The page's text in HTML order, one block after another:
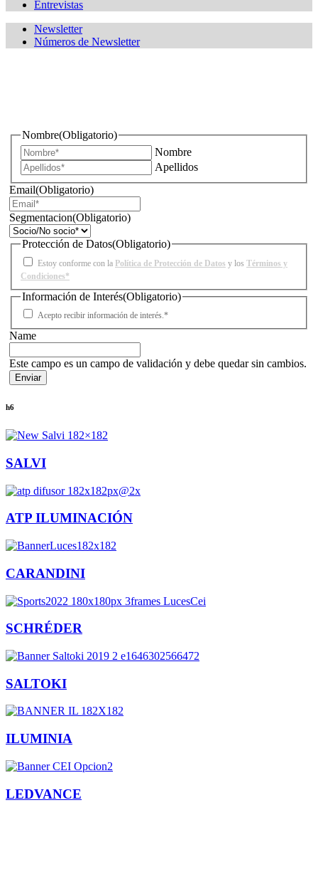
Entrevistas
Newsletter
Números de Newsletter
Nombre(Obligatorio)
Nombre
Apellidos
Email(Obligatorio)
Segmentacion(Obligatorio)
Protección de Datos(Obligatorio)
Estoy conforme con la Política de Protección de Datos y los Términos y
Condiciones*
Información de Interés(Obligatorio)
Acepto recibir información de interés.*
Name
Este campo es un campo de validación y debe quedar sin cambios.
h6
SALVI
ATP ILUMINACIÓN
CARANDINI
SCHRÉDER
SALTOKI
ILUMINIA
LEDVANCE